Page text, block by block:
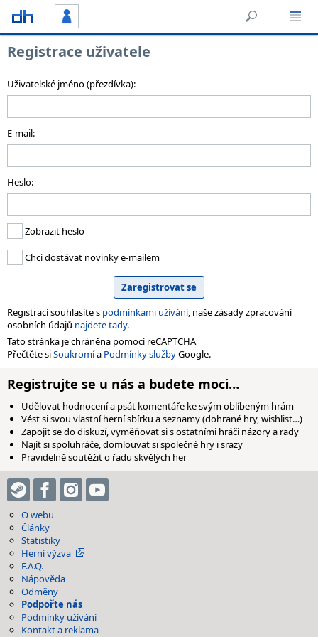
Registrace uživatele
Uživatelské jméno (přezdívka):
E-mail:
Heslo:
Zobrazit heslo
Chci dostávat novinky e-mailem
Registrací souhlasíte s podmínkami užívání, naše zásady zpracování
osobních údajů najdete tady.
Tato stránka je chráněna pomocí reCAPTCHA
Přečtěte siSoukromía Podmínky službyGoogle.
Registrujte se u nás a budete moci…
Udělovat hodnocení a psát komentáře ke svým oblíbeným hrám
Vést si svou vlastní herní sbírku a seznamy (dohrané hry, wishlist…)
Zapojit se do diskuzí, vyměňovat si s ostatními hráči názory a rady
Najít si spoluhráče, domlouvat si společné hry i srazy
Pravidelně soutěžit o řadu skvělých her
O webu
Články
Statistiky
Herní výzva
F.A.Q.
Nápověda
Odměny
Podpořte nás
Podmínky užívání
Kontakt a reklama